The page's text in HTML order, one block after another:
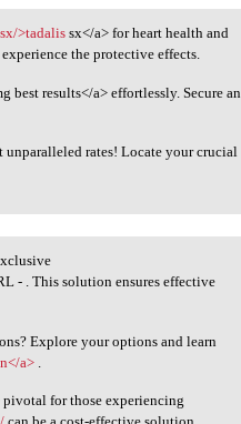
>tadalis sx</a> for heart health and
the protective effects.
best results</a> effortlessly. Secure an
unparalleled rates! Locate your crucial
- . This solution ensures effective
Explore your options and learn
a>
pivotal for those experiencing